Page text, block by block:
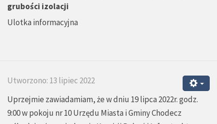
grubości izolacji
Ulotka informacyjna
Utworzono: 13 lipiec 2022
Uprzejmie zawiadamiam, że w dniu 19 lipca 2022r. godz.
9:00 w pokoju nr 10 Urzędu Miasta i Gminy Chodecz